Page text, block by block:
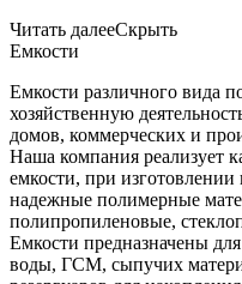
Читать далееСкрыть
Емкости
Емкости различного вида
хозяйственную
домов, коммерческих и
Наша компания реализует
емкости, при
надежные полимерные
полипропиленовые,
Емкости предназначены
воды, ГСМ, сыпучих